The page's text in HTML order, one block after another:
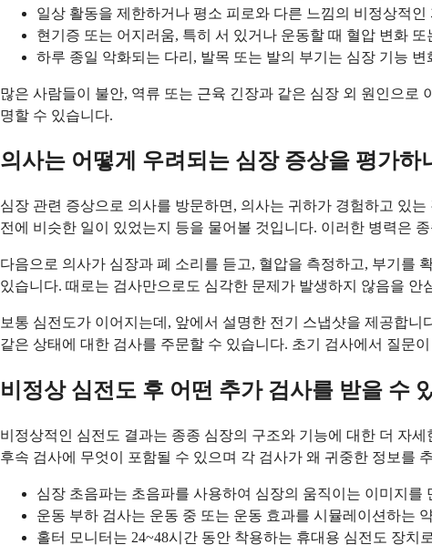
일상 활동을 제한하거나 평소 피로와 다른 느낌의 비정상적
현기증 또는 어지러움, 특히 서 있거나 운동할 때 혈압 변화
하루 종일 악화되는 다리, 발목 또는 발의 부기는 심장 기능
많은 사람들이 불안, 역류 또는 근육 긴장과 같은 심장 외 원인으
명할 수 있습니다.
의사는 어떻게 우려되는 심장 증상을 평가하
심장 관련 증상으로 의사를 방문하면, 의사는 귀하가 경험하고 있
전에 비슷한 일이 있었는지 등을 물어볼 것입니다. 이러한 병력은
다음으로 의사가 심장과 폐 소리를 듣고, 혈압을 측정하고, 부기를
있습니다. 때로는 검사만으로도 심각한 문제가 발생하지 않음을 안
보통 심전도가 이어지는데, 앞에서 설명한 전기 스냅샷을 제공합
같은 상태에 대한 검사를 주문할 수 있습니다. 초기 검사에서 질문
비정상 심전도 후 어떤 추가 검사를 받을 수
비정상적인 심전도 결과는 종종 심장의 구조와 기능에 대한 더 자
후속 검사에 무엇이 포함될 수 있으며 각 검사가 왜 귀중한 정보를
심장 초음파는 초음파를 사용하여 심장의 움직이는 이미지
운동 부하 검사는 운동 중 또는 운동 효과를 시뮬레이션하는
홀터 모니터는 24~48시간 동안 착용하는 휴대용 심전도 장